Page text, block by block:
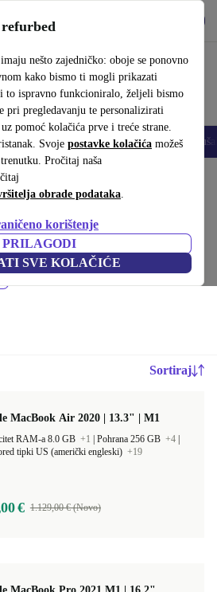
nešto zajedničko: oboje se ponovno
kako bismo ti mogli prikazati
to ispravno funkcioniralo, željeli bismo
pri pregledavanju te personalizirati
pomoć kolačića prve i treće strane.
Svoje postavke kolačića možeš
Pročitaj naša
obrade podataka.
korištenje
PRILAGODI
SVE KOLAČIĆE
Tableti Pametni satovi Dodaci
računala
3900 € – kvaliteta, jamstvo i 30 dana
okoliš.
Sortiraj
MacBook Air 2020 | 13.3" | M1
RAM-a 8.0 GB +1 Pohrana 256 GB +4
tipki US (američki engleski) +19
€ 1.129,00 € (Novo)